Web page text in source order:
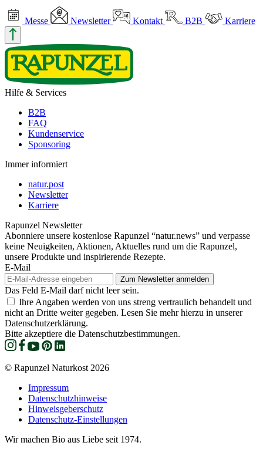
Messe Newsletter Kontakt B2B Karriere
Hilfe & Services
B2B
FAQ
Kundenservice
Sponsoring
Immer informiert
natur.post
Newsletter
Karriere
Rapunzel Newsletter
Abonniere unsere kostenlose Rapunzel “natur.news” und verpasse
keine Neuigkeiten, Aktionen, Aktuelles rund um die Rapunzel,
unsere Produkte und inspirierende Rezepte.
E-Mail
Das Feld E-Mail darf nicht leer sein.
Ihre Angaben werden von uns streng vertraulich behandelt und
nicht an Dritte weiter gegeben. Lesen Sie mehr hierzu in unserer
Datenschutzerklärung.
Bitte akzeptiere die Datenschutzbestimmungen.
© Rapunzel Naturkost 2026
Impressum
Datenschutzhinweise
Hinweisgeberschutz
Datenschutz-Einstellungen
Wir machen Bio aus Liebe seit 1974.